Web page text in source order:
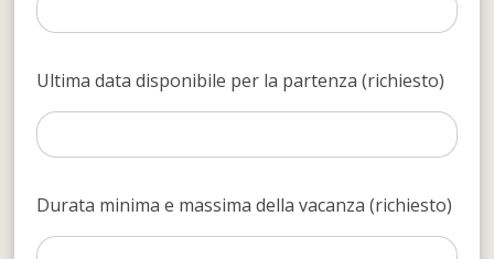
Ultima data disponibile per la partenza (richiesto)
Durata minima e massima della vacanza (richiesto)